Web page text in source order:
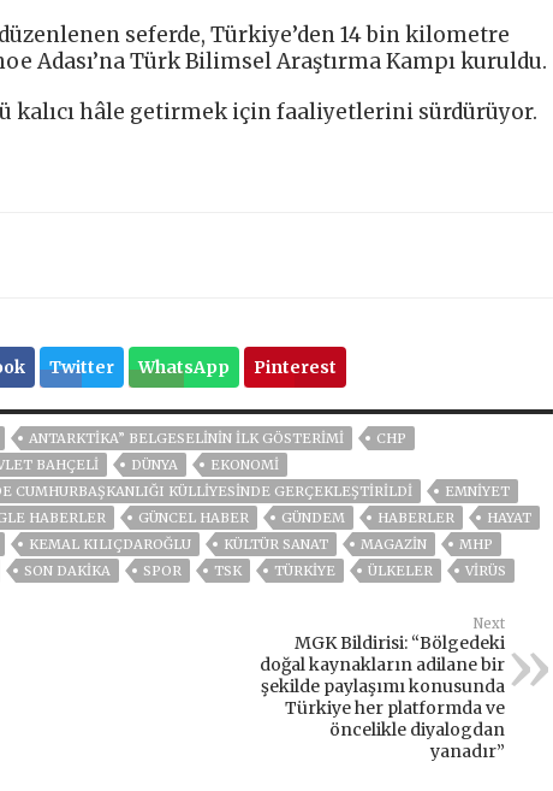
seferde, Türkiye’den 14 bin kilometre
Adası’na Türk Bilimsel Araştırma Kampı kuruldu.
kalıcı hâle getirmek için faaliyetlerini sürdürüyor.
Twitter WhatsApp Pinterest
ANTARKTIKA” BELGESELININ ILK GÖSTERIMI
CHP
BAHÇELİ DÜNYA
EKONOMİ
CUMHURBAŞKANLIĞI KÜLLIYESINDE GERÇEKLEŞTIRILDI
EMNİYET
HABERLER GÜNCEL HABER GÜNDEM HABERLER
HAYAT
KEMAL KILIÇDAROĞLU KÜLTÜR SANAT MAGAZİN
MHP
SON DAKIKA SPOR TSK TÜRKİYE ÜLKELER VIRÜS
Next
MGK Bildirisi: “Bölgedeki
doğal kaynakların adilane bir
şekilde paylaşımı konusunda
Türkiye her platformda ve
öncelikle diyalogdan
yanadır”